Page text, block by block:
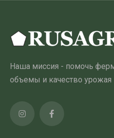
Наша миссия - помочь
объемы и качество урожая